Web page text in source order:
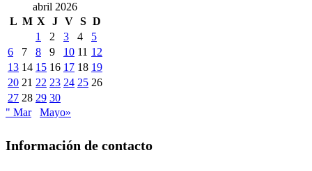
abril 2026
L M X J V S D
1
2 3 4
5
6
7 8 9 10 11 12
13 14 15 16 17 18 19
20 21 22 23 24 25 26
27 28 29 30
" Mar
Mayo»
Información de contacto